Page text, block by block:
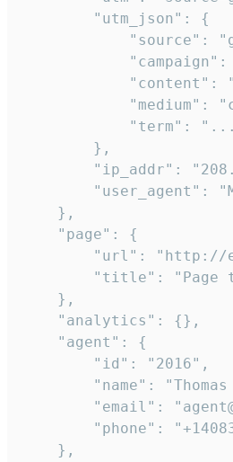
        "utm_json": {
"source":
"campaign":
"content":
"medium":
"term":
        },
"ip_addr":
"user_agent":
    },
    "page": {
"url": "http://
"title": "Page
    },
    "analytics": {},
    "agent": {
        "id": "2016",
"name": "Thomas
"email":
"phone":
    },